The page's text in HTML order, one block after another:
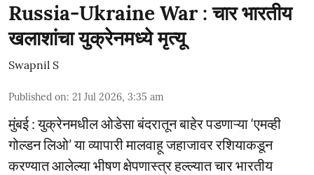
Russia-Ukraine War : चार भारतीय
खलाशांचा युक्रेनमध्ये मृत्यू
Swapnil S
Published on: 21 Jul 2026, 3:35 am
मुंबई : युक्रेनमधील ओडेसा बंदरातून बाहेर पडणाऱ्या ‘एमव्ही
गोल्डन लिओ’ या व्यापारी मालवाहू जहाजावर रशियाकडून
करण्यात आलेल्या भीषण क्षेपणास्त्र हल्ल्यात चार भारतीय